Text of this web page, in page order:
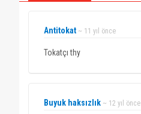
Antitokat ~ 11 yıl önce
Tokatçı thy
Buyuk haksızlık ~ 12 yıl önce